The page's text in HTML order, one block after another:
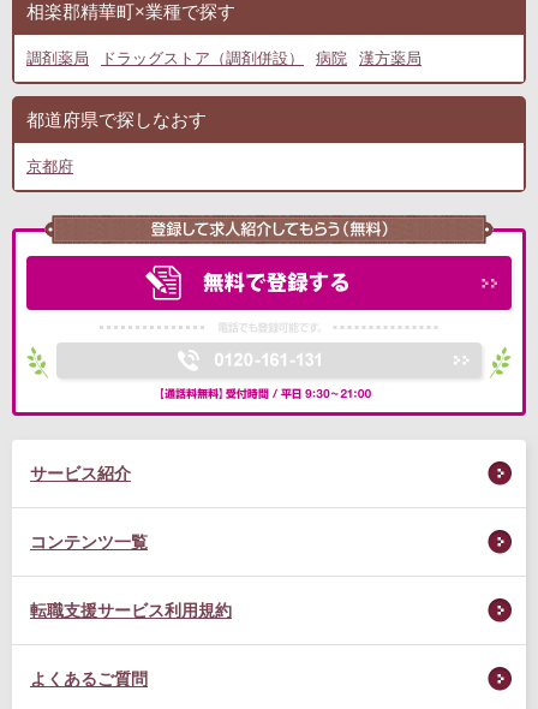
相楽郡精華町×業種で探す
調剤薬局 ドラッグストア（調剤併設） 病院 漢方薬局
都道府県で探しなおす
京都府
サービス紹介
コンテンツ一覧
転職支援サービス利用規約
よくあるご質問